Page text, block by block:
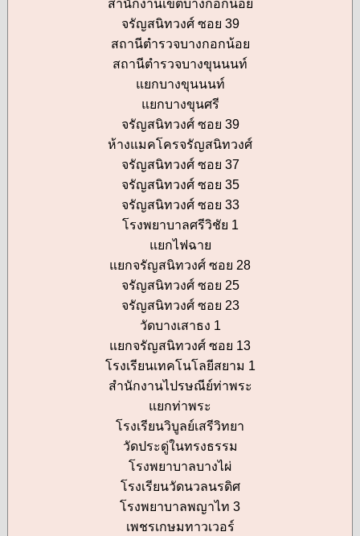
สำนักงานเขตบางกอกน้อย
จรัญสนิทวงศ์ ซอย 39
สถานีตำรวจบางกอกน้อย
สถานีตำรวจบางขุนนนท์
แยกบางขุนนนท์
แยกบางขุนศรี
จรัญสนิทวงศ์ ซอย 39
ห้างแมคโครจรัญสนิทวงศ์
จรัญสนิทวงศ์ ซอย 37
จรัญสนิทวงศ์ ซอย 35
จรัญสนิทวงศ์ ซอย 33
โรงพยาบาลศรีวิชัย 1
แยกไฟฉาย
แยกจรัญสนิทวงศ์ ซอย 28
จรัญสนิทวงศ์ ซอย 25
จรัญสนิทวงศ์ ซอย 23
วัดบางเสาธง 1
แยกจรัญสนิทวงศ์ ซอย 13
โรงเรียนเทคโนโลยีสยาม 1
สำนักงานไปรษณีย์ท่าพระ
แยกท่าพระ
โรงเรียนวิบูลย์เสรีวิทยา
วัดประดู่ในทรงธรรม
โรงพยาบาลบางไผ่
โรงเรียนวัดนวลนรดิศ
โรงพยาบาลพญาไท 3
เพชรเกษมทาวเวอร์